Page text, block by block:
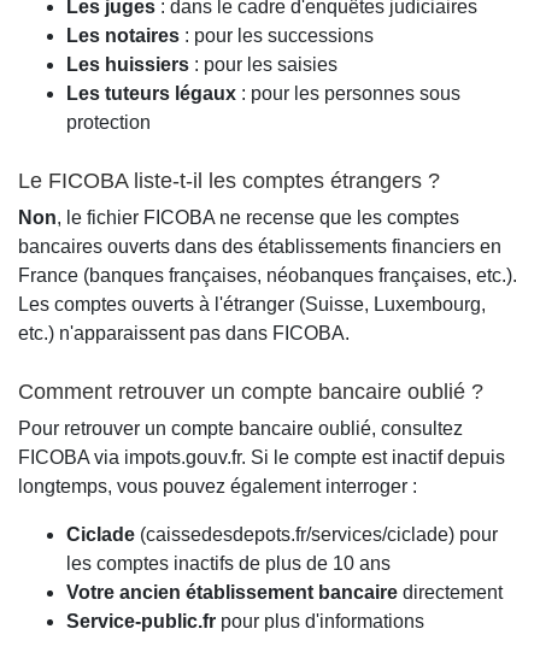
Les juges : dans le cadre d'enquêtes judiciaires
Les notaires : pour les successions
Les huissiers : pour les saisies
Les tuteurs légaux : pour les personnes sous
protection
Le FICOBA liste-t-il les comptes étrangers ?
Non, le fichier FICOBA ne recense que les comptes
bancaires ouverts dans des établissements financiers en
France (banques françaises, néobanques françaises, etc.).
Les comptes ouverts à l'étranger (Suisse, Luxembourg,
etc.) n'apparaissent pas dans FICOBA.
Comment retrouver un compte bancaire oublié ?
Pour retrouver un compte bancaire oublié, consultez
FICOBA via impots.gouv.fr. Si le compte est inactif depuis
longtemps, vous pouvez également interroger :
Ciclade (caissedesdepots.fr/services/ciclade) pour
les comptes inactifs de plus de 10 ans
Votre ancien établissement bancaire directement
Service-public.fr pour plus d'informations